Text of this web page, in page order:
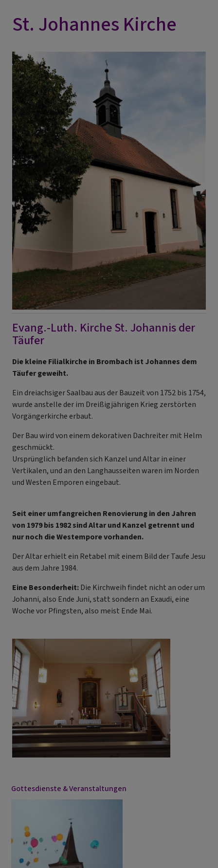
St. Johannes Kirche
Evang.-Luth. Kirche St. Johannis der
Täufer
Die kleine Filialkirche in Brombach ist Johannes dem
Täufer geweiht.
Ein dreiachsiger Saalbau aus der Bauzeit von 1752 bis 1754,
wurde anstelle der im Dreißigjährigen Krieg zerstörten
Vorgängerkirche erbaut.
Der Bau wird von einem dekorativen Dachreiter mit Helm
geschmückt.
Ursprünglich befanden sich Kanzel und Altar in einer
Vertikalen, und an den Langhausseiten waren im Norden
und Westen Emporen eingebaut.
Seit einer umfangreichen Renovierung in den Jahren
von 1979 bis 1982 sind Altar und Kanzel getrennt und
nur noch die Westempore vorhanden.
Der Altar erhielt ein Retabel mit einem Bild der Taufe Jesu
aus dem Jahre 1984.
Eine Besonderheit:Die Kirchweih findet nicht an oder um
Johanni, also Ende Juni, statt sondern an Exaudi, eine
Woche vor Pfingsten, also meist Ende Mai.
Gottesdienste & Veranstaltungen